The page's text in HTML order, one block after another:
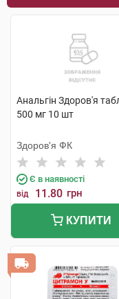
Анальгін Здоров'я
500 мг 10 шт
Здоров'я ФК
Є в наявності
від 11.80 грн
КУПИТИ